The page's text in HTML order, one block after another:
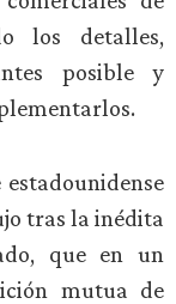
los detalles,
posible y
tras la inédita
que en un
mutua de